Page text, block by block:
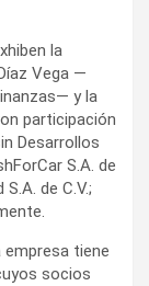
la
Vega —
y la
participación
Desarrollos
S.A. de
de C.V.;
tiene
socios